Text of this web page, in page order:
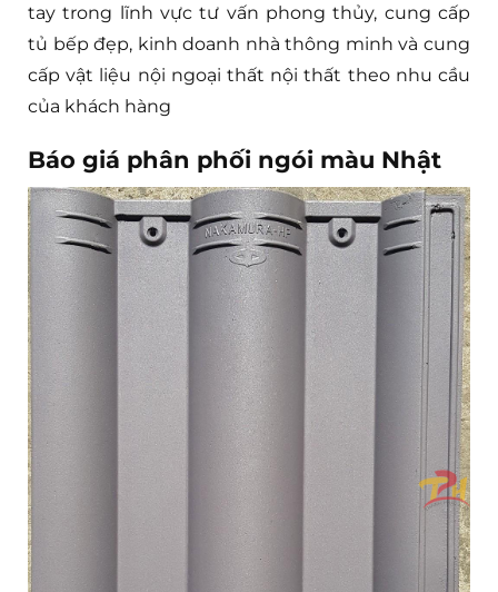
tay trong lĩnh vực tư vấn phong thủy, cung cấp
tủ bếp đẹp, kinh doanh nhà thông minh và cung
cấp vật liệu nội ngoại thất nội thất theo nhu cầu
của khách hàng
Báo giá phân phối ngói màu Nhật